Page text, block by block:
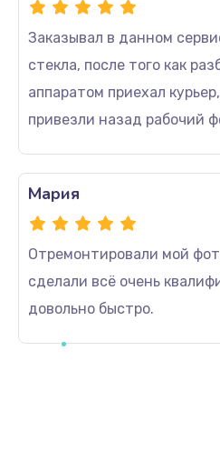
Заказывал в данном
стекла, после того как
аппаратом приехал
привезли назад рабочий
Отремонтировали мой
сделали всё очень
довольно быстро.
Мария